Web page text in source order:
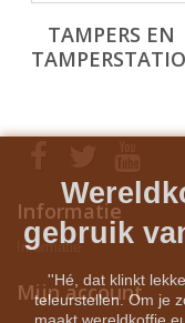
TAMPERS EN
Informatie
Informatie
Mijn account
gebruik
''Hé, dat klinkt
teleurstellen. Om je